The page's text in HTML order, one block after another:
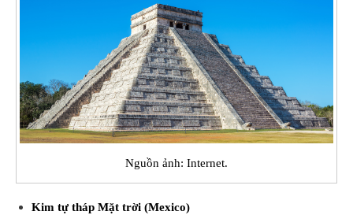
Nguồn ảnh: Internet.
Kim tự tháp Mặt trời (Mexico)